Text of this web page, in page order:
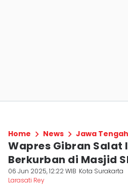
Home News Jawa Tengah
Wapres Gibran Salat
Berkurban di Masjid
06 Jun 2025, 12:22 WIB Kota Surakarta
Larasati Rey